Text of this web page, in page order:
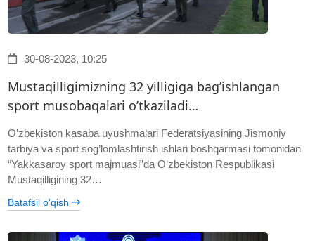
30-08-2023, 10:25
Mustaqilligimizning 32 yilligiga bag’ishlangan
sport musobaqalari o’tkaziladi…
O’zbekiston kasaba uyushmalari Federatsiyasining Jismoniy
tarbiya va sport sog’lomlashtirish ishlari boshqarmasi tomonidan
“Yakkasaroy sport majmuasi”da O’zbekiston Respublikasi
Mustaqilligining 32…
Batafsil o'qish